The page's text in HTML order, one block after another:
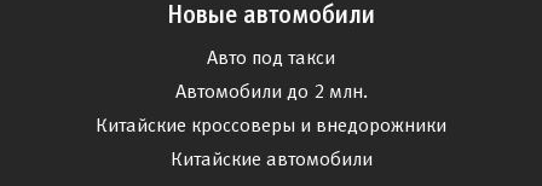
Новые автомобили
Авто под такси
Автомобили до 2 млн.
Китайские кроссоверы и внедорожники
Китайские автомобили